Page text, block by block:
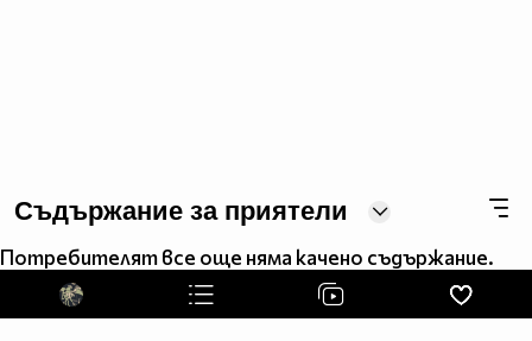
Съдържание за приятели
Потребителят все още няма качено съдържание.